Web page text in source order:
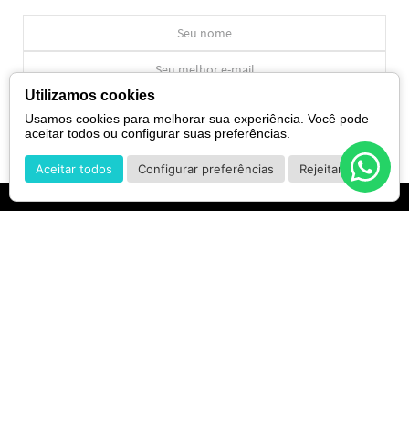
CADASTRAR
*Ao concluir você aceitará nossostermos de usoepolítica de privacidade.
Utilizamos cookies
Usamos cookies para melhorar sua experiência. Você pode
aceitar todos ou configurar suas preferências.
Aceitar todos Configurar preferências Rejeitar